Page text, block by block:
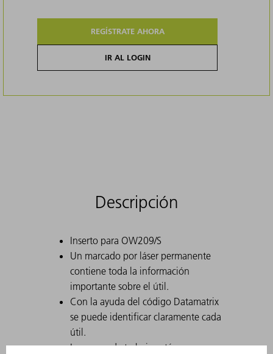
REGÍSTRATE AHORA
IR AL LOGIN
Descripción
Inserto para OW209/S
Un marcado por láser permanente
contiene toda la información
importante sobre el útil.
Con la ayuda del código Datamatrix
se puede identificar claramente cada
útil.
Las zonas de trabajo están